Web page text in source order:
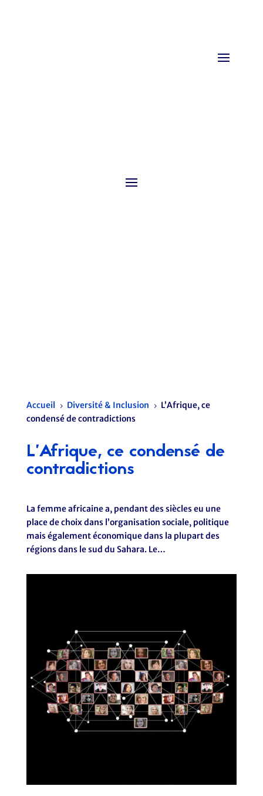
Accueil 5 Diversité & Inclusion 5 L’Afrique, ce
condensé de contradictions
L’Afrique, ce condensé de
contradictions
La femme africaine a, pendant des siècles eu une
place de choix dans l’organisation sociale, politique
mais également économique dans la plupart des
régions dans le sud du Sahara. Le…